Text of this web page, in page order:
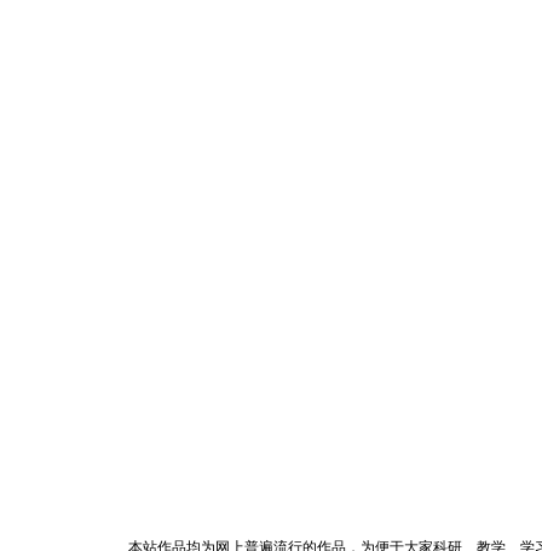
本站作品均为网上普遍流行的作品，为便于大家科研、教学、